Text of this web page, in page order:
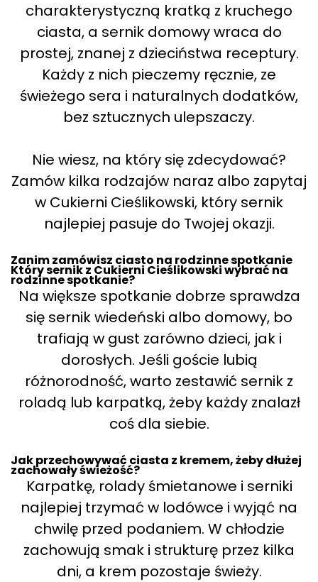
charakterystyczną kratką z kruchego
ciasta, a sernik domowy wraca do
prostej, znanej z dzieciństwa receptury.
Każdy z nich pieczemy ręcznie, ze
świeżego sera i naturalnych dodatków,
bez sztucznych ulepszaczy.
Nie wiesz, na który się zdecydować?
Zamów kilka rodzajów naraz albo zapytaj
w Cukierni Cieślikowski, który sernik
najlepiej pasuje do Twojej okazji.
Zanim zamówisz ciasto na rodzinne spotkanie
Który sernik z Cukierni Cieślikowski wybrać na
rodzinne spotkanie?
Na większe spotkanie dobrze sprawdza
się sernik wiedeński albo domowy, bo
trafiają w gust zarówno dzieci, jak i
dorosłych. Jeśli goście lubią
różnorodność, warto zestawić sernik z
roladą lub karpatką, żeby każdy znalazł
coś dla siebie.
Jak przechowywać ciasta z kremem, żeby dłużej
zachowały świeżość?
Karpatkę, rolady śmietanowe i serniki
najlepiej trzymać w lodówce i wyjąć na
chwilę przed podaniem. W chłodzie
zachowują smak i strukturę przez kilka
dni, a krem pozostaje świeży.